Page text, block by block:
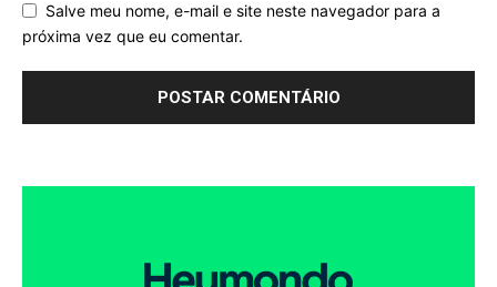
Salve meu nome, e-mail e site neste navegador para a
próxima vez que eu comentar.